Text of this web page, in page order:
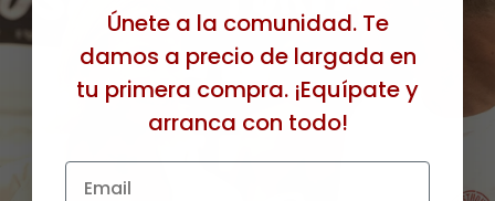
Únete a la comunidad. Te
damos a precio de largada en
tu primera compra. ¡Equípate y
arranca con todo!
Email